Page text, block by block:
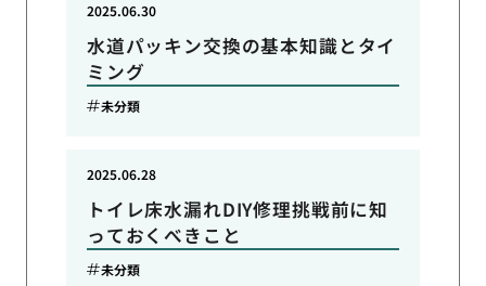
水道パッキン交換の基本知識とタイ
ミング
2025.06.30
未分類
トイレ床水漏れDIY修理挑戦前に知
っておくべきこと
2025.06.28
未分類